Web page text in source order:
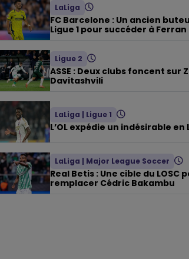
LaLiga
FC Barcelone : Un ancien
Ligue 1 pour succéder à
Ligue 2
ASSE : Deux clubs foncent sur
Davitashvili
LaLiga | Ligue 1
L’OL expédie un indésirable en
LaLiga | Major League Soccer
Real Betis : Une cible du LOSC
remplacer Cédric Bakambu